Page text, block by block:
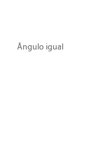
Ângulo igual